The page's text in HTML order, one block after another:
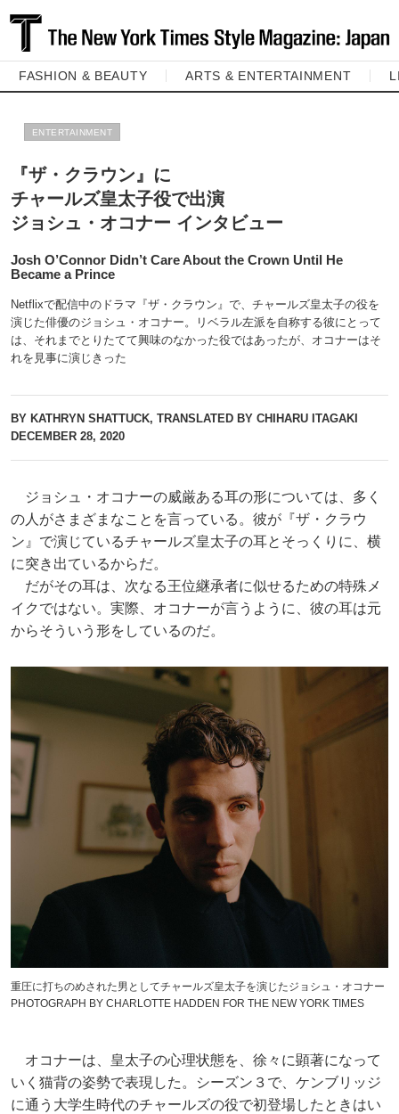
FASHION & BEAUTY ARTS & ENTERTAINMENT
ENTERTAINMENT
『ザ・クラウン』に
チャールズ皇太子役で出演
ジョシュ・オコナー インタビュー
Josh O’Connor Didn’t Care About the Crown Until He
Became a Prince
Netflixで配信中のドラマ『ザ・クラウン』で、チャールズ皇太子の役を
演じた俳優のジョシュ・オコナー。リベラル左派を自称する彼にとって
は、それまでとりたてて興味のなかった役ではあったが、オコナーはそ
れを見事に演じきった
BY KATHRYN SHATTUCK, TRANSLATED BY CHIHARU ITAGAKI
DECEMBER 28, 2020
ジョシュ・オコナーの威厳ある耳の形については、多く
の人がさまざまなことを言っている。彼が『ザ・クラウ
ン』で演じているチャールズ皇太子の耳とそっくりに、横
に突き出ているからだ。
だがその耳は、次なる王位継承者に似せるための特殊メ
イクではない。実際、オコナーが言うように、彼の耳は元
からそういう形をしているのだ。
重圧に打ちのめされた男としてチャールズ皇太子を演じたジョシュ・オコナー
PHOTOGRAPH BY CHARLOTTE HADDEN FOR THE NEW YORK TIMES
オコナーは、皇太子の心理状態を、徐々に顕著になって
いく猫背の姿勢で表現した。シーズン３で、ケンブリッジ
に通う大学生時代のチャールズの役で初登場したときはい